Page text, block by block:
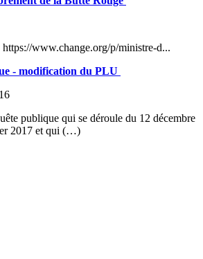
www.change.org/p/ministre-d...
- modification du PLU
publique qui se déroule du 12 décembre
2017 et qui (…)